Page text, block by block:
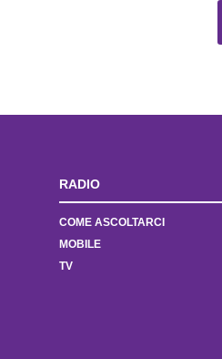
RADIO
COME ASCOLTARCI
MOBILE
TV